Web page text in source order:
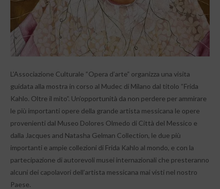
L’Associazione Culturale “Opera d’arte” organizza una visita
guidata alla mostra in corso al Mudec di Milano dal titolo “Frida
Kahlo. Oltre il mito”. Un’opportunità da non perdere per ammirare
le più importanti opere della grande artista messicana le opere
provenienti dal Museo Dolores Olmedo di Città del Messico e
dalla Jacques and Natasha Gelman Collection, le due più
importanti e ampie collezioni di Frida Kahlo al mondo, e con la
partecipazione di autorevoli musei internazionali che presteranno
alcuni dei capolavori dell’artista messicana mai visti nel nostro
Paese.